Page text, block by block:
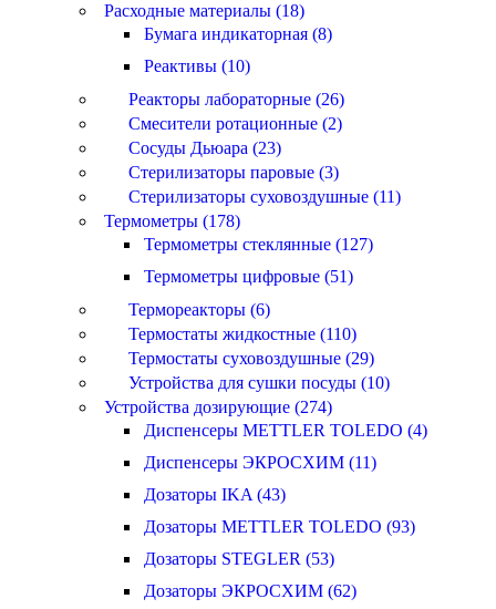
Расходные материалы (18)
Бумага индикаторная (8)
Реактивы (10)
Реакторы лабораторные (26)
Смесители ротационные (2)
Сосуды Дьюара (23)
Стерилизаторы паровые (3)
Стерилизаторы суховоздушные (11)
Термометры (178)
Термометры стеклянные (127)
Термометры цифровые (51)
Термореакторы (6)
Термостаты жидкостные (110)
Термостаты суховоздушные (29)
Устройства для сушки посуды (10)
Устройства дозирующие (274)
Диспенсеры METTLER TOLEDO (4)
Диспенсеры ЭКРОСХИМ (11)
Дозаторы IKA (43)
Дозаторы METTLER TOLEDO (93)
Дозаторы STEGLER (53)
Дозаторы ЭКРОСХИМ (62)